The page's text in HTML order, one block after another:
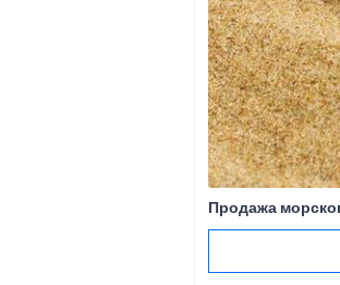
Продажа